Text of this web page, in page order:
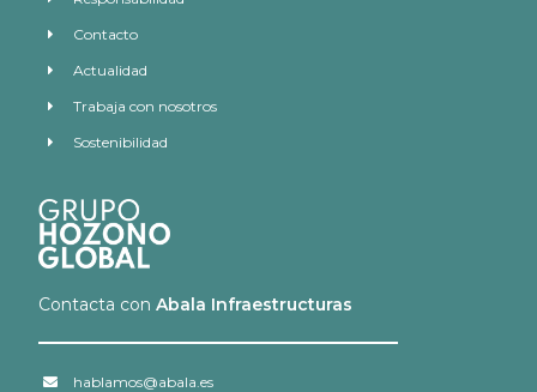
Contacto
Actualidad
Trabaja con nosotros
Sostenibilidad
Contacta con Abala Infraestructuras
hablamos@abala.es